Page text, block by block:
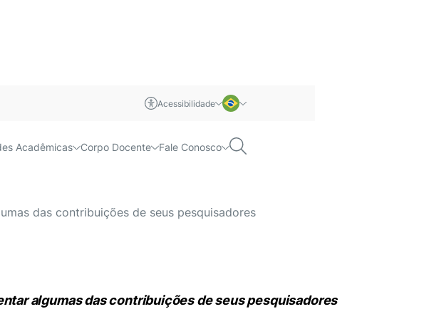
Acessibilidade
Português
Acadêmicas Corpo Docente Fale Conosco
no combate à
das contribuições de seus pesquisadores
algumas das contribuições de seus pesquisadores